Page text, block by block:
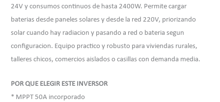
24V y consumos continuos de hasta 2400W. Permite cargar
baterias desde paneles solares y desde la red 220V, priorizando
solar cuando hay radiacion y pasando a red o bateria segun
configuracion. Equipo practico y robusto para viviendas rurales,
talleres chicos, comercios aislados o casillas con demanda media.
POR QUE ELEGIR ESTE INVERSOR
* MPPT 50A incorporado